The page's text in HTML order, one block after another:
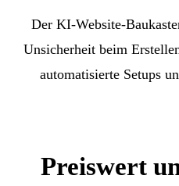
Der KI-Website-
Unsicherheit beim
automatisierte Setups
Preiswert